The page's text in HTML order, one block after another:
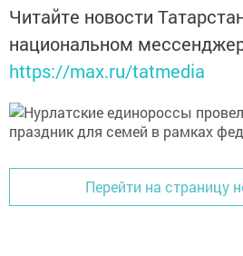
Читайте новости
национальном
https://max.ru/tatmedia
Перейти на страницу